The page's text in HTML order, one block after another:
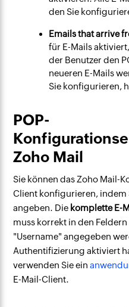
den Sie
Emails that arrive
für E-Mails
der Benutzer den
neueren E-Mails
Sie konfigurieren,
POP-
Zoho Mail
Sie können das Zoho Mail-
Client konfigurieren, indem
angeben. Die komplette E-
muss korrekt in den
"Username" angegeben
Authentifizierung aktiviert
verwenden Sie ein
E-Mail-Client.